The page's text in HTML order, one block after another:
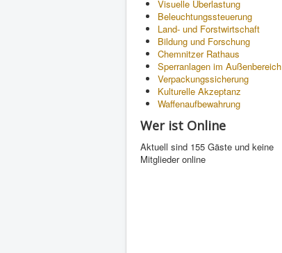
Visuelle Überlastung
Beleuchtungssteuerung
Land- und Forstwirtschaft
Bildung und Forschung
Chemnitzer Rathaus
Sperranlagen im Außenbereich
Verpackungssicherung
Kulturelle Akzeptanz
Waffenaufbewahrung
Wer ist Online
Aktuell sind 155 Gäste und keine
Mitglieder online